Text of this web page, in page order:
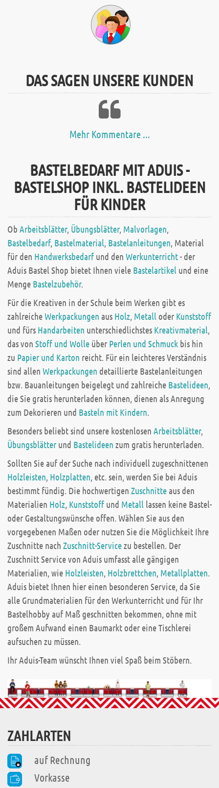
DAS SAGEN UNSERE KUNDEN
Mehr Kommentare ...
BASTELBEDARF MIT ADUIS -
BASTELSHOP INKL. BASTELIDEEN
FÜR KINDER
Ob Arbeitsblätter, Übungsblätter, Malvorlagen,
Bastelbedarf, Bastelmaterial, Bastelanleitungen, Material
für den Handwerksbedarf und den Werkunterricht- der
Aduis Bastel Shop bietet Ihnen viele Bastelartikel und eine
Menge Bastelzubehör.
Für die Kreativen in der Schule beim Werken gibt es
zahlreicheWerkpackungen aus Holz, Metall oder Kunststoff
und fürs Handarbeiten unterschiedlichstes Kreativmaterial,
das von Stoff und Wolle über Perlen und Schmuck bis hin
zu Papier und Karton reicht. Für ein leichteres Verständnis
sind allen Werkpackungen detaillierte Bastelanleitungen
bzw. Bauanleitungen beigelegt und zahlreiche Bastelideen,
die Sie gratis herunterladen können, dienen als Anregung
zum Dekorieren und Basteln mit Kindern.
Besonders beliebt sind unsere kostenlosen Arbeitsblätter,
Übungsblätter und Bastelideen zum gratis herunterladen.
Sollten Sie auf der Suche nach individuell zugeschnittenen
Holzleisten, Holzplatten, etc. sein, werden Sie bei Aduis
bestimmt fündig. Die hochwertigen Zuschnitteaus den
Materialien Holz, Kunststoff und Metall lassen keine Bastel-
oder Gestaltungswünsche offen. Wählen Sie aus den
vorgegebenen Maßen oder nutzen Sie die Möglichkeit Ihre
Zuschnitte nach Zuschnitt-Servicezu bestellen. Der
Zuschnitt Service von Aduis umfasst alle gängigen
Materialien, wie Holzleisten, Holzbrettchen, Metallplatten.
Aduis bietet Ihnen hier einen besonderen Service, da Sie
alle Grundmaterialien für den Werkunterricht und für Ihr
Bastelhobby auf Maß geschnitten bekommen, ohne mit
großem Aufwand einen Baumarkt oder eine Tischlerei
aufsuchen zu müssen.
Ihr Aduis-Team wünscht Ihnen viel Spaß beim Stöbern.
ZAHLARTEN
auf Rechnung
Vorkasse